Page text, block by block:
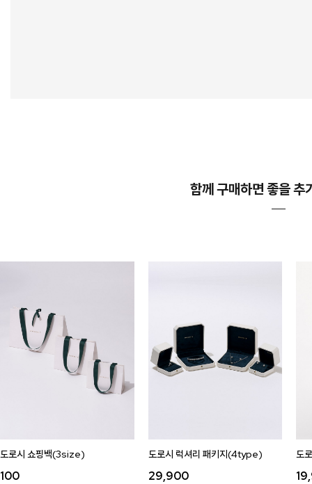
함께 구매하면 좋을 추
도로시 쇼핑백(3size)
100
도로시 럭셔리 패키지(4type)
29,900
도